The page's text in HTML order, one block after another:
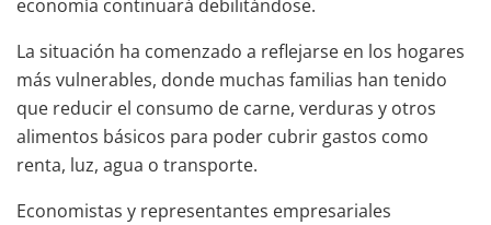
economía continuará debilitándose.
La situación ha comenzado a reflejarse en los hogares
más vulnerables, donde muchas familias han tenido
que reducir el consumo de carne, verduras y otros
alimentos básicos para poder cubrir gastos como
renta, luz, agua o transporte.
Economistas y representantes empresariales